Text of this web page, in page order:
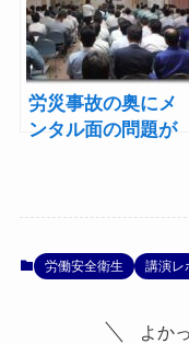
労災事故の奥にメ
ンタル面の問題が
労働安全衛生 講演レ
よか